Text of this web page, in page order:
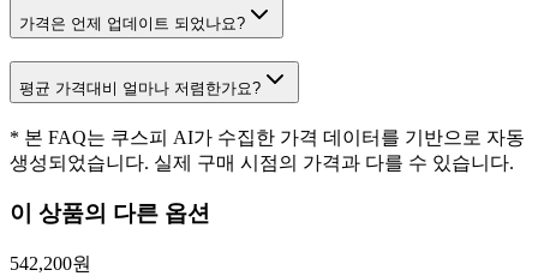
가격은 언제 업데이트 되었나요?
평균 가격대비 얼마나 저렴한가요?
* 본 FAQ는 쿠스피 AI가 수집한 가격 데이터를 기반으로 자동
생성되었습니다. 실제 구매 시점의 가격과 다를 수 있습니다.
이 상품의 다른 옵션
542,200원